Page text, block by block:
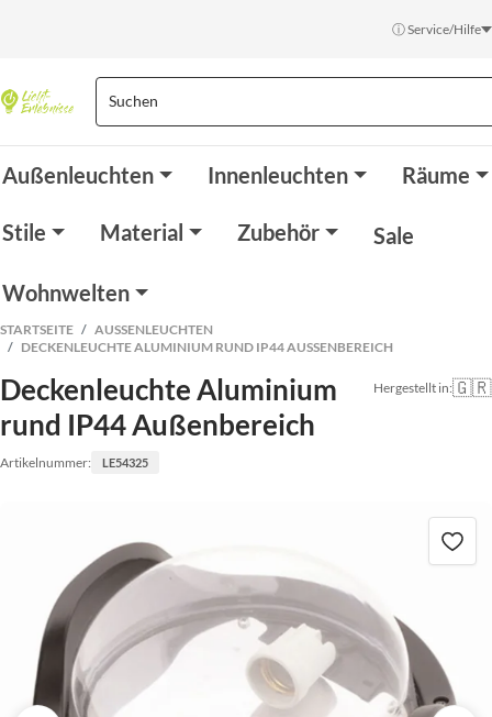
ⓘ Service/Hilfe
Außenleuchten Innenleuchten Räume
Stile Material Zubehör Sale
Wohnwelten
STARTSEITE
AUSSENLEUCHTEN
DECKENLEUCHTE ALUMINIUM RUND IP44 AUSSENBEREICH
Deckenleuchte Aluminium
rund IP44 Außenbereich
Artikelnummer: LE54325
Hergestellt in:🇬🇷